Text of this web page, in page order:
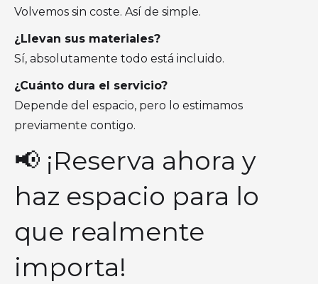
Volvemos sin coste. Así de simple.
¿Llevan sus materiales?
Sí, absolutamente todo está incluido.
¿Cuánto dura el servicio?
Depende del espacio, pero lo estimamos
previamente contigo.
📢 ¡Reserva ahora y
haz espacio para lo
que realmente
importa!